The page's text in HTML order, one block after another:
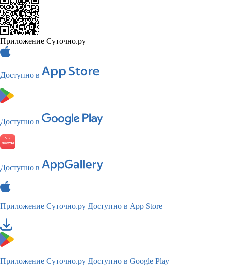
Приложение Суточно.ру
Доступно в
Доступно в
Доступно в
Приложение Суточно.ру Доступно в App Store
Приложение Суточно.ру Доступно в Google Play